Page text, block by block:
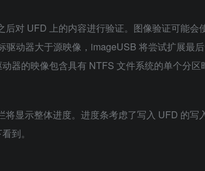
后对 UFD 上的内容进行验证。图像验证可能会
驱动器大于源映像，imageUSB 将尝试扩展最
器的映像包含具有 NTFS 文件系统的单个分区
将显示整体进度。进度条考虑了写入 UFD 的
到。